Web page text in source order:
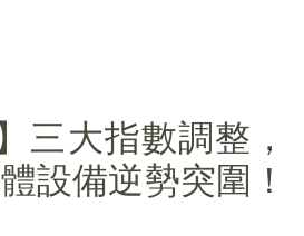
三大指數調整，
設備逆勢突圍！